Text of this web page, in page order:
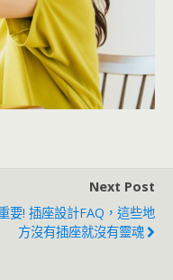
Next Post
要! 插座設計FAQ，這些地
方沒有插座就沒有靈魂